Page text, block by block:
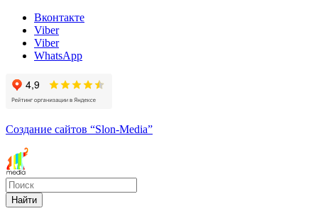
Вконтакте
Viber
Viber
WhatsApp
Создание сайтов “Slon-Media”
Найти